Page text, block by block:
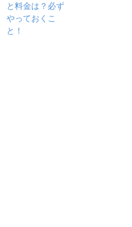
と料金は？必ず
やっておくこ
と！